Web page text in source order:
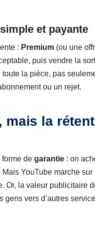
et payante
: Premium (ou une
puis vendre la
la pièce, pas
ou un rejet.
la
forme de garantie : on
YouTube marche
Or, la valeur publicitaire
gens vers d’autres